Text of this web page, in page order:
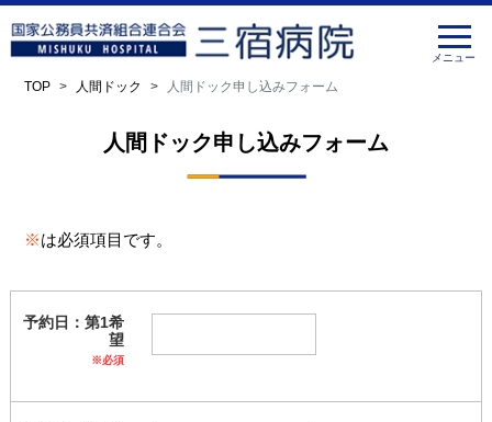
TOP 人間ドック 人間ドック申し込みフォーム
人間ドック申し込みフォーム
※は必須項目です。
予約日：第1希
望
※必須